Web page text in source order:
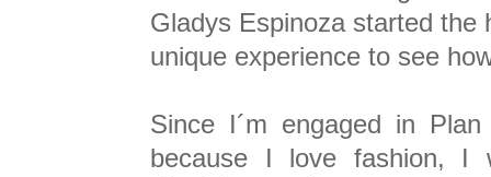
Gladys Espinoza started the
unique experience to see
Since I´m engaged in
because I love fashion,